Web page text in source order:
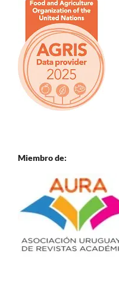
Miembro de: